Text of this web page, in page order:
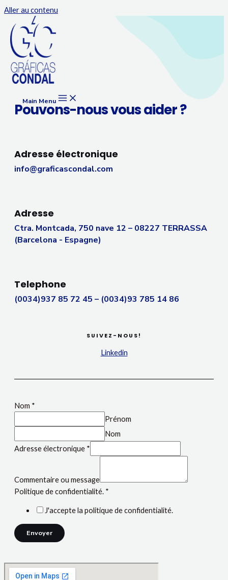
Aller au contenu
Main Menu
Pouvons-nous vous aider ?
Adresse électronique
info@graficascondal.com
Adresse
Ctra. Montcada, 750 nave 12 – 08227 TERRASSA
(Barcelona - Espagne)
Telephone
(0034)937 85 72 45 – (0034)93 785 14 86
SUIVEZ-NOUS!
Linkedin
Nom *
Prénom
Nom
Adresse électronique *
Commentaire ou message
Politique de confidentialité. *
J'accepte la politique de confidentialité.
Envoyer